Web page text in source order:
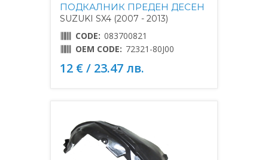
ПОДКАЛНИК ПРЕДЕН ДЕСЕН
SUZUKI SX4 (2007 - 2013)
CODE: 083700821
OEM CODE: 72321-80J00
12 € / 23.47 лв.